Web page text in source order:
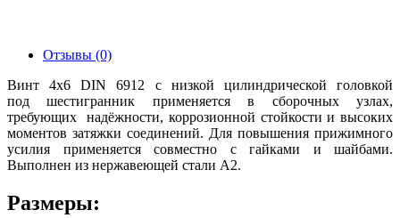
Отзывы (0)
Винт 4х6 DIN 6912 с низкой цилиндрической головкой
под шестигранник применяется в сборочных узлах,
требующих надёжности, коррозионной стойкости и высоких
моментов затяжки соединений. Для повышения прижимного
усилия применяется совместно с гайками и шайбами.
Выполнен из нержавеющей стали А2.
Размеры: